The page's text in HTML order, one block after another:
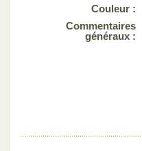
Couleur :
Commentaires
généraux :